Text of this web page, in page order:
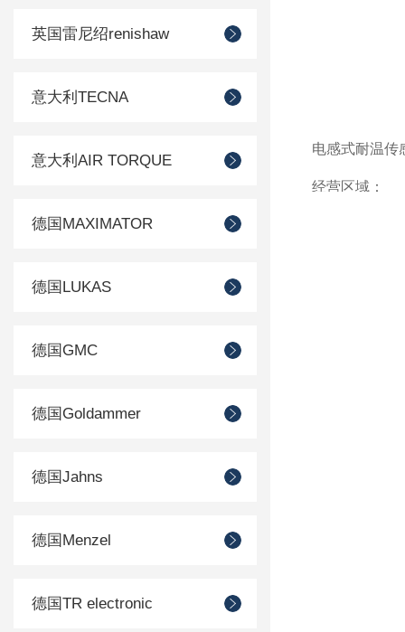
英国雷尼绍renishaw
意大利TECNA
意大利AIR TORQUE
德国MAXIMATOR
德国LUKAS
德国GMC
德国Goldammer
德国Jahns
德国Menzel
德国TR electronic
电感式耐温传
经营区域